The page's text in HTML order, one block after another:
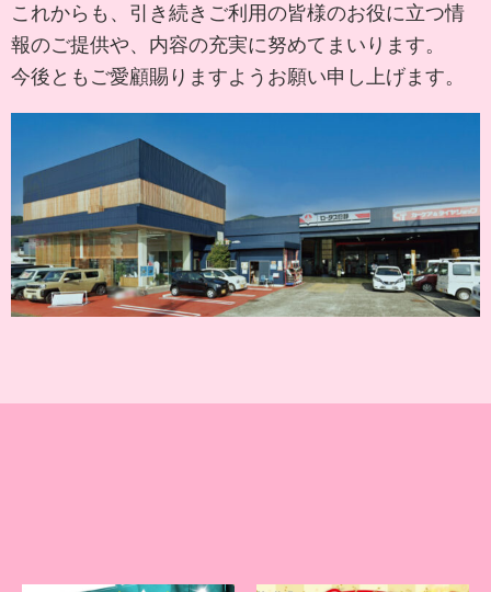
これからも、引き続きご利用の皆様のお役に立つ情
報のご提供や、内容の充実に努めてまいります。
今後ともご愛顧賜りますようお願い申し上げます。